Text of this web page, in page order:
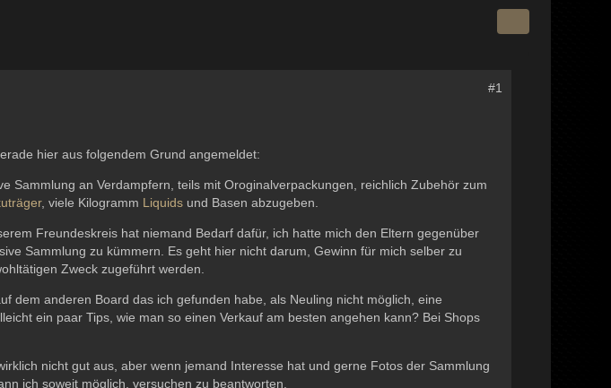
#1
hier aus folgendem Grund angemeldet:
Sammlung an Verdampfern, teils mit Oroginalverpackungen, reichlich Zubehör zum
, viele Kilogramm Liquids und Basen abzugeben.
Freundeskreis hat niemand Bedarf dafür, ich hatte mich den Eltern gegenüber
Sammlung zu kümmern. Es geht hier nicht darum, Gewinn für mich selber zu
Zweck zugeführt werden.
dem anderen Board das ich gefunden habe, als Neuling nicht möglich, eine
ein paar Tips, wie man so einen Verkauf am besten angehen kann? Bei Shops
nicht gut aus, aber wenn jemand Interesse hat und gerne Fotos der Sammlung
ich soweit möglich, versuchen zu beantworten.